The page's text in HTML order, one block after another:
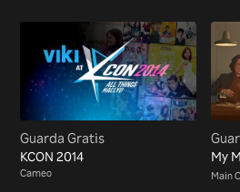
Guarda Gratis
KCON 2014
Cameo
My
Main